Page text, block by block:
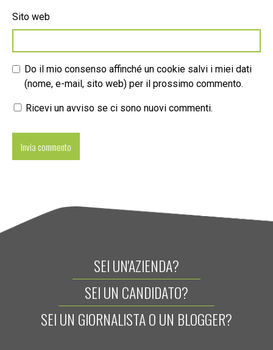
Sito web
Do il mio consenso affinché un cookie salvi i miei dati
(nome, e-mail, sito web) per il prossimo commento.
Ricevi un avviso se ci sono nuovi commenti.
SEI UN'AZIENDA?
SEI UN CANDIDATO?
SEI UN GIORNALISTA O UN BLOGGER?